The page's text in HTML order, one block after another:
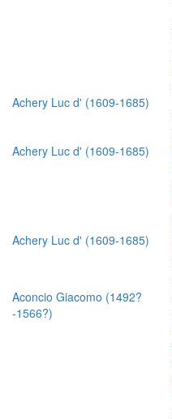
Achery Luc d' (1609-1685)
Achery Luc d' (1609-1685)
Achery Luc d' (1609-1685)
Aconcio Giacomo (1492?
-1566?)